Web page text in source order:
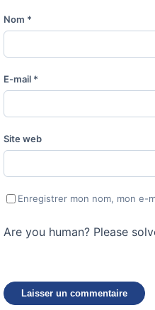
Nom *
E-mail *
Site web
Enregistrer mon nom, mon e-
Are you human? Please